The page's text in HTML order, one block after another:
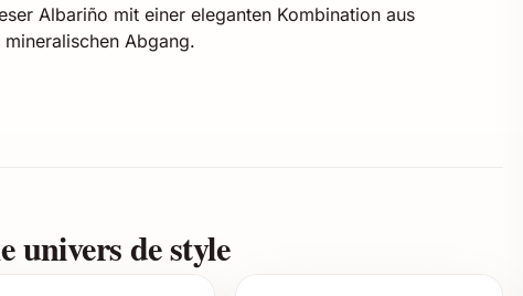
Albariño mit einer eleganten Kombination aus
Abgang.
univers de style